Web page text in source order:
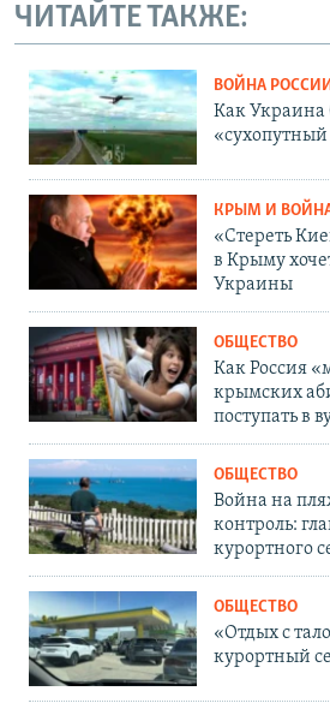
ЧИТАЙТЕ ТАКЖЕ:
ВОЙНА
Как Украина
КРЫМ И
«Стереть
в Крыму
Украины
ОБЩЕСТВО
Как Россия
крымских
поступать в
ОБЩЕСТВО
Война на
контроль:
курортного
ОБЩЕСТВО
«Отдых с
курортный